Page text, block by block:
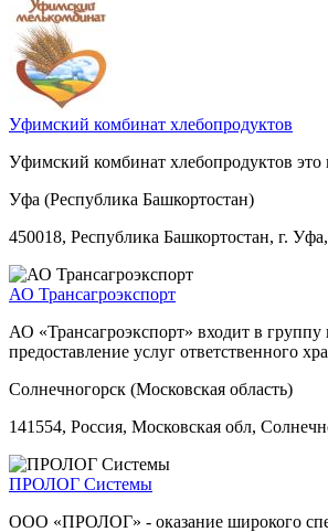
Уфимский комбинат хлебопродуктов
Уфимский комбинат хлебопродуктов
Уфа (Республика Башкортостан)
450018, Республика Башкортостан, г.
АО Трансагроэкспорт
АО «Трансагроэкспорт» входит в
предоставление услуг ответственного
Солнечногорск (Московская область)
141554, Россия, Московская обл,
ПРОЛОГ Системы
ООО «ПРОЛОГ» - оказание широкого